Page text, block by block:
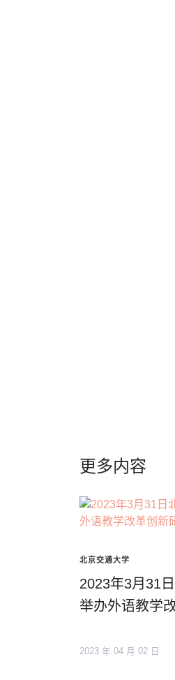
更多内容
北京交通大学
2023年3月31
举办外语教学
2023 年 04 月 02 日